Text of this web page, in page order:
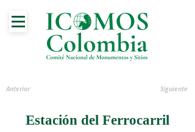
Anterior Siguiente
Estación del Ferrocarril